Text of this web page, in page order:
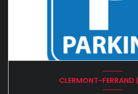
CLERMONT-